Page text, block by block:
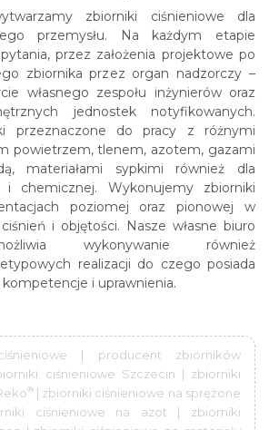
zbiorniki ciśnieniowe dla
przemysłu. Na każdym etapie
przez założenia projektowe po
zbiornika przez organ nadzorczy –
własnego zespołu inżynierów oraz
jednostek notyfikowanych.
przeznaczone do pracy z różnymi
powietrzem, tlenem, azotem, gazami
materiałami sypkimi również dla
i chemicznej. Wykonujemy zbiorniki
poziomej oraz pionowej w
i objętości. Nasze własne biuro
wykonywanie również
realizacji do czego posiada
i uprawnienia.
| producent zbiorników
ciśnieniowe Szczecin | zbiorniki
®| zbiorniki ciśnieniowe na sprężone
ciśnieniowe na azot | zbiorniki